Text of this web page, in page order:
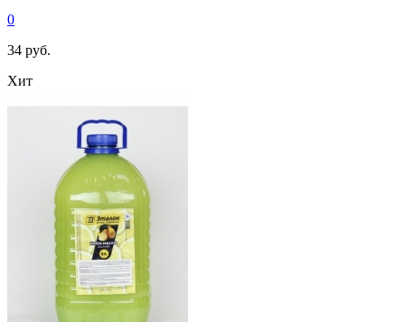
0
34 руб.
Хит